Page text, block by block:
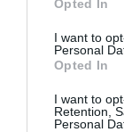
Opted In
I want to
Personal
Opted In
I want to
Retention,
Personal